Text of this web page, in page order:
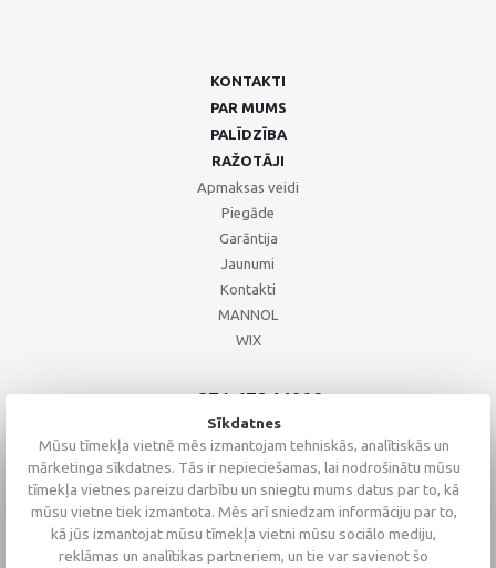
KONTAKTI
PAR MUMS
PALĪDZĪBA
RAŽOTĀJI
Apmaksas veidi
Piegāde
Garāntija
Jaunumi
Kontakti
MANNOL
WIX
+371 67244008
+371 67271055
+371 26002793
Sīkdatnes
Mūsu tīmekļa vietnē mēs izmantojam tehniskās, analītiskās un
mārketinga sīkdatnes. Tās ir nepieciešamas, lai nodrošinātu mūsu
tīmekļa vietnes pareizu darbību un sniegtu mums datus par to, kā
mūsu vietne tiek izmantota. Mēs arī sniedzam informāciju par to,
kā jūs izmantojat mūsu tīmekļa vietni mūsu sociālo mediju,
reklāmas un analītikas partneriem, un tie var savienot šo